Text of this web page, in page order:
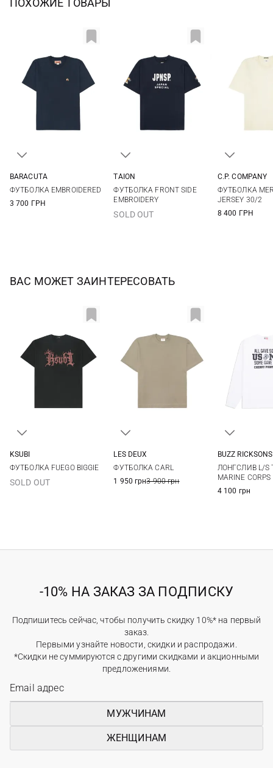
ПОХОЖИЕ ТОВАРЫ
BARACUTA
ФУТБОЛКА EMBROIDERED
3 700 ГРН
TAION
ФУТБОЛКА FRONT SIDE
EMBROIDERY
SOLD OUT
C.P. COMPANY
ФУТБОЛКА
JERSEY 30/2
8 400 ГРН
ВАС МОЖЕТ ЗАИНТЕРЕСОВАТЬ
KSUBI
ФУТБОЛКА FUEGO BIGGIE
SOLD OUT
LES DEUX
ФУТБОЛКА CARL
1 950 грн3 900 грн
BUZZ RICKSONS
ЛОНГСЛИВ L/S
MARINE CORPS
4 100 грн
-10% НА ЗАКАЗ ЗА ПОДПИСКУ
Подпишитесь сейчас, чтобы получить скидку 10%* на первый
заказ.
Первыми узнайте новости, скидки и распродажи.
*Скидки не суммируются с другими скидками и акционными
предложениями.
МУЖЧИНАМ
ЖЕНЩИНАМ